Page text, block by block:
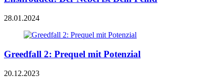
28.01.2024
Greedfall 2: Prequel mit Potenzial
20.12.2023